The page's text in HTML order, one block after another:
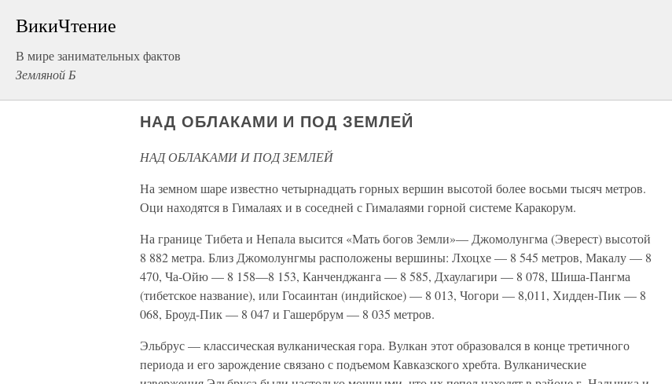
ВикиЧтение
В мире занимательных фактов
Земляной Б
НАД ОБЛАКАМИ И ПОД ЗЕМЛЕЙ
НАД ОБЛАКАМИ И ПОД ЗЕМЛЕЙ
На земном шаре известно четырнадцать горных вершин высотой более восьми тысяч метров.
Оци находятся в Гималаях и в соседней с Гималаями горной системе Каракорум.
На границе Тибета и Непала высится «Мать богов Земли»— Джомолунгма (Эверест) высотой
8 882 метра. Близ Джомолунгмы расположены вершины: Лхоцхе — 8 545 метров, Макалу — 8
470, Ча-Ойю — 8 158—8 153, Канченджанга — 8 585, Дхаулагири — 8 078, Шиша-Пангма
(тибетское название), или Госаинтан (индийское) — 8 013, Чогори — 8,011, Хидден-Пик — 8
068, Броуд-Пик — 8 047 и Гашербрум — 8 035 метров.
Эльбрус — классическая вулканическая гора. Вулкан этот образовался в конце третичного
периода и его зарождение связано с подъемом Кавказского хребта. Вулканические